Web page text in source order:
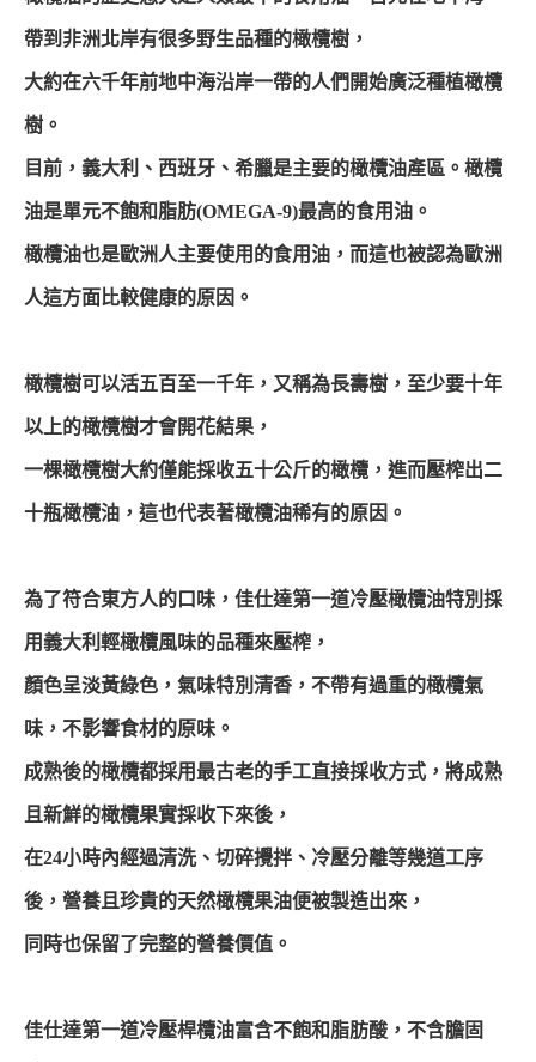
帶到非洲北岸有很多野生品種的橄欖樹，
大約在六千年前地中海沿岸一帶的人們開始廣泛種植橄欖
樹。
目前，義大利、西班牙、希臘是主要的橄欖油產區。橄欖
油是單元不飽和脂肪(OMEGA-9)最高的食用油。
橄欖油也是歐洲人主要使用的食用油，而這也被認為歐洲
人這方面比較健康的原因。
橄欖樹可以活五百至一千年，又稱為長壽樹，至少要十年
以上的橄欖樹才會開花結果，
一棵橄欖樹大約僅能採收五十公斤的橄欖，進而壓榨出二
十瓶橄欖油，這也代表著橄欖油稀有的原因。
為了符合東方人的口味，佳仕達第一道冷壓橄欖油特別採
用義大利輕橄欖風味的品種來壓榨，
顏色呈淡黃綠色，氣味特別清香，不帶有過重的橄欖氣
味，不影響食材的原味。
成熟後的橄欖都採用最古老的手工直接採收方式，將成熟
且新鮮的橄欖果實採收下來後，
在24小時內經過清洗、切碎攪拌、冷壓分離等幾道工序
後，營養且珍貴的天然橄欖果油便被製造出來，
同時也保留了完整的營養價值。
佳仕達第一道冷壓桿欖油富含不飽和脂肪酸，不含膽固